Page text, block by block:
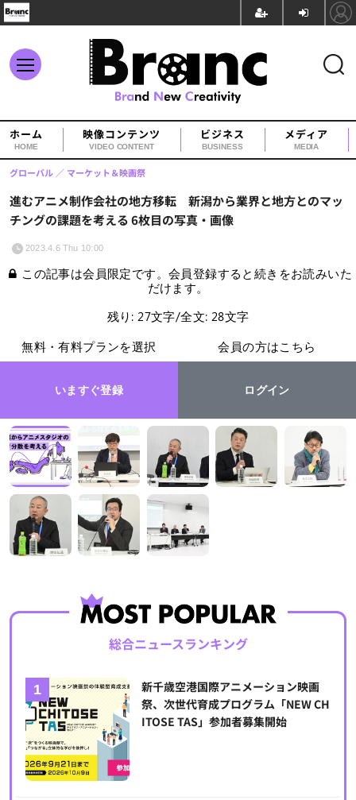
ホーム
HOME
映像コンテンツ
VIDEO CONTENT
ビジネス
BUSINESS
メディア
MEDIA
進むアニメ制作会社の地方移転 新潟から業界と地方とのマッ
チングの課題を考える 6枚目の写真・画像
グローバル マーケット＆映画祭
2023.4.6 Thu 10:00
この記事は会員限定です。会員登録すると続きをお読みいた
だけます。
残り: 27文字/全文: 28文字
無料・有料プランを選択
いますぐ登録
会員の方はこちら
ログイン
総合ニュースランキング
新千歳空港国際アニメーション映画
祭、次世代育成プログラム「NEW CH
ITOSE TAS」参加者募集開始